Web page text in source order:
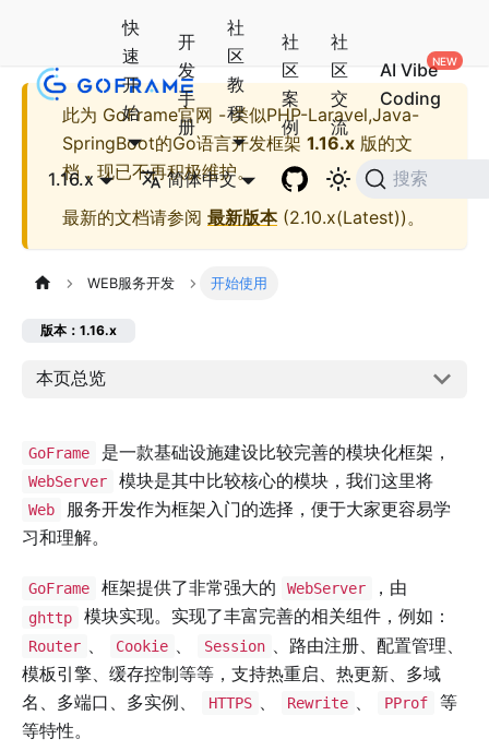
快
速
开
始
开
发
手
册
社
区
教
程
社
区
案
例
社
区
交
流
AI Vibe
Coding
1.16.x 简体中文 搜索
此为 GoFrame官网 - 类似PHP-Laravel,Java-
SpringBoot的Go语言开发框架 1.16.x 版的文
档，现已不再积极维护。
最新的文档请参阅 最新版本(2.10.x(Latest))。
WEB服务开发 开始使用
版本：1.16.x
本页总览
GoFrame 是一款基础设施建设比较完善的模块化框架，
WebServer 模块是其中比较核心的模块，我们这里将
Web
服务开发作为框架入门的选择，便于大家更容易学
习和理解。
GoFrame 框架提供了非常强大的 WebServer ，由
ghttp 模块实现。实现了丰富完善的相关组件，例如：
Router Cookie Session
、路由注册、配置管理、
模板引擎、缓存控制等等，支持热重启、热更新、多域
名、多端口、多实例、
HTTPS Rewrite PProf
等
等特性。